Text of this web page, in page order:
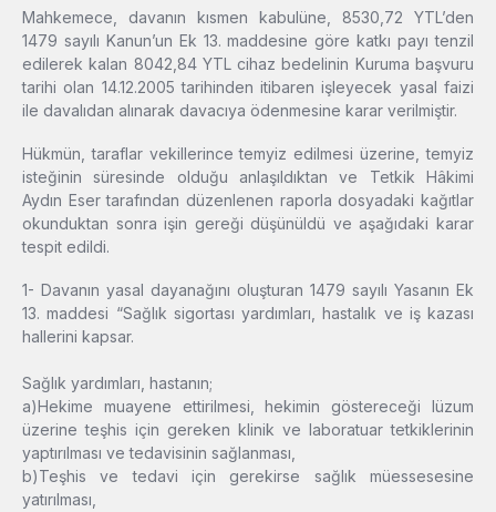
Mahkemece, davanın kısmen kabulüne, 8530,72 YTL’den
1479 sayılı Kanun’un Ek 13. maddesine göre katkı payı tenzil
edilerek kalan 8042,84 YTL cihaz bedelinin Kuruma başvuru
tarihi olan 14.12.2005 tarihinden itibaren işleyecek yasal faizi
ile davalıdan alınarak davacıya ödenmesine karar verilmiştir.
Hükmün, taraflar vekillerince temyiz edilmesi üzerine, temyiz
isteğinin süresinde olduğu anlaşıldıktan ve Tetkik Hâkimi
Aydın Eser tarafından düzenlenen raporla dosyadaki kağıtlar
okunduktan sonra işin gereği düşünüldü ve aşağıdaki karar
tespit edildi.
1- Davanın yasal dayanağını oluşturan 1479 sayılı Yasanın Ek
13. maddesi “Sağlık sigortası yardımları, hastalık ve iş kazası
hallerini kapsar.
Sağlık yardımları, hastanın;
a)Hekime muayene ettirilmesi, hekimin göstereceği lüzum
üzerine teşhis için gereken klinik ve laboratuar tetkiklerinin
yaptırılması ve tedavisinin sağlanması,
b)Teşhis ve tedavi için gerekirse sağlık müessesesine
yatırılması,